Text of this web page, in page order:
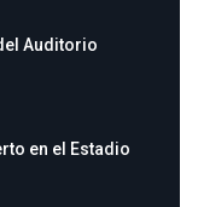
Auditorio
en el Estadio